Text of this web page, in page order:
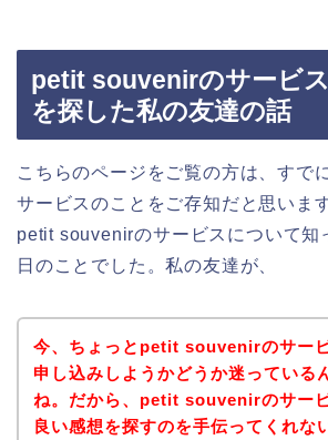
petit souvenirのサービ
を探した私の友達の話
こちらのページをご覧の方は、すで
サービスのことをご存知だと思いま
petit souvenirのサービスについて知
日のことでした。私の友達が、
今、ちょっとpetit souvenirのサー
申し込みしようかどうか迷っている
ね。だから、petit souvenirのサー
良い感想を探すのを手伝ってくれな